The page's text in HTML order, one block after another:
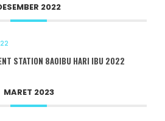
2022
STATION 8A0IBU HARI IBU 2022
MARET 2023